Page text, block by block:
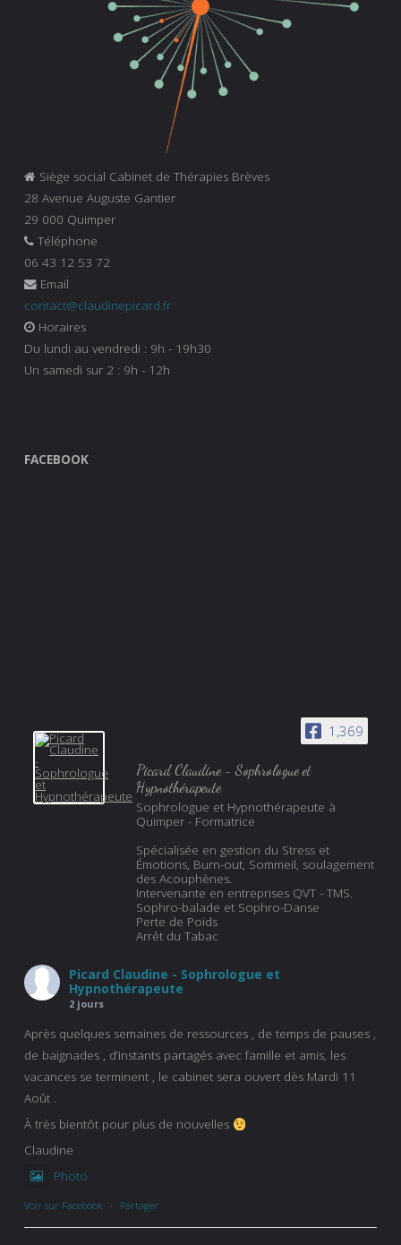
Siège social Cabinet de Thérapies Brèves
28 Avenue Auguste Gantier
29 000 Quimper
Téléphone
06 43 12 53 72
Email
contact@claudinepicard.fr
Horaires
Du lundi au vendredi : 9h - 19h30
Un samedi sur 2 : 9h - 12h
FACEBOOK
1,369
Picard Claudine - Sophrologue et
Hypnothérapeute
Sophrologue et Hypnothérapeute à
Quimper - Formatrice
Spécialisée en gestion du Stress et
Émotions, Burn-out, Sommeil, soulagement
des Acouphènes.
Intervenante en entreprises QVT - TMS.
Sophro-balade et Sophro-Danse
Perte de Poids
Arrêt du Tabac
Picard Claudine - Sophrologue et
Hypnothérapeute
2 jours
Après quelques semaines de ressources , de temps de pauses ,
de baignades , d’instants partagés avec famille et amis, les
vacances se terminent , le cabinet sera ouvert dès Mardi 11
Août .
À très bientôt pour plus de nouvelles
Claudine
Photo
Voir sur Facebook · Partager